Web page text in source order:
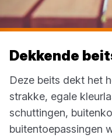
Dekkende
Deze beits dekt het
strakke, egale
schuttingen,
buitentoepassingen